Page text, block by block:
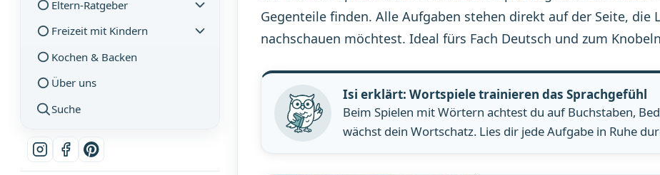
Eltern-Ratgeber
Freizeit mit Kindern
Kochen & Backen
Über uns
Suche
Gegenteile finden. Alle Aufgaben stehen direkt auf der Seite, die
nachschauen möchtest. Ideal fürs Fach Deutsch und zum
Isi erklärt: Wortspiele trainieren das Sprachgefühl
Beim Spielen mit Wörtern achtest du auf Buchstaben,
wächst dein Wortschatz. Lies dir jede Aufgabe in Ruhe